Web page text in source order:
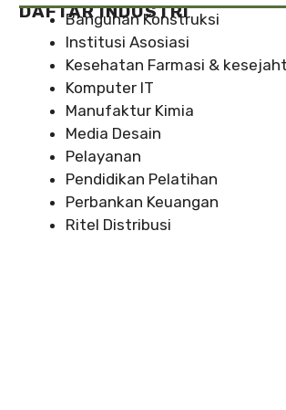
DAFTAR INDUSTRI
Bangunan Konstruksi
Institusi Asosiasi
Kesehatan Farmasi &
Komputer IT
Manufaktur Kimia
Media Desain
Pelayanan
Pendidikan Pelatihan
Perbankan Keuangan
Ritel Distribusi